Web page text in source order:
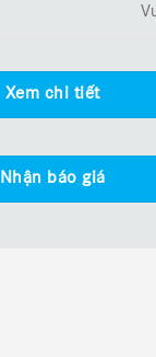
Xem chi tiết
Nhận báo giá